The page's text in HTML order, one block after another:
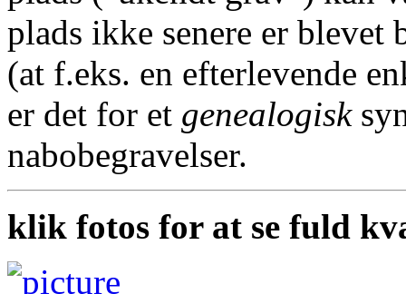
plads ikke senere er
(at f.eks. en efterlevende
er det for et genealogisk
nabobegravelser.
klik fotos for at se fuld